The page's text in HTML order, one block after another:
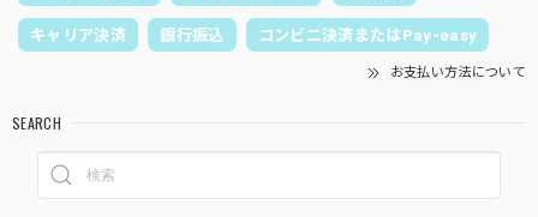
キャリア決済 銀行振込 コンビニ決済またはPay-easy
お支払い方法について
SEARCH